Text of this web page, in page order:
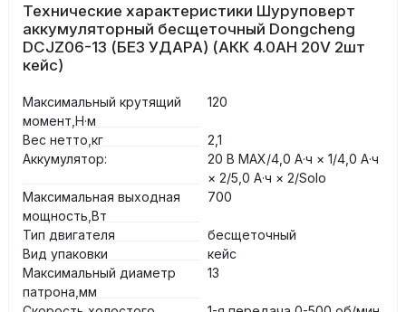
Технические характеристики Шуруповерт
аккумуляторный бесщеточный Dongcheng
DCJZ06-13 (БЕЗ УДАРА) (АКК 4.0AH 20V 2шт
кейс)
Максимальный крутящий
момент,Н·м
120
Вес нетто,кг
2,1
Аккумулятор:
20 В MAX/4,0 А·ч × 1/4,0 А·ч
× 2/5,0 А·ч × 2/Solo
Максимальная выходная
мощность,Вт
700
Тип двигателя
бесщеточный
Вид упаковки
кейс
Максимальный диаметр
патрона,мм
13